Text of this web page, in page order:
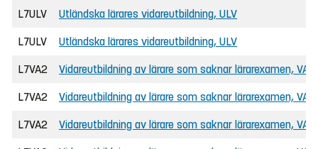
L7ULV Utländska lärares vidareutbildning, ULV
L7ULV Utländska lärares vidareutbildning, ULV
L7VA2 Vidareutbildning av lärare som saknar lärarexamen, VAL
L7VA2 Vidareutbildning av lärare som saknar lärarexamen, VAL
L7VA2 Vidareutbildning av lärare som saknar lärarexamen, VAL